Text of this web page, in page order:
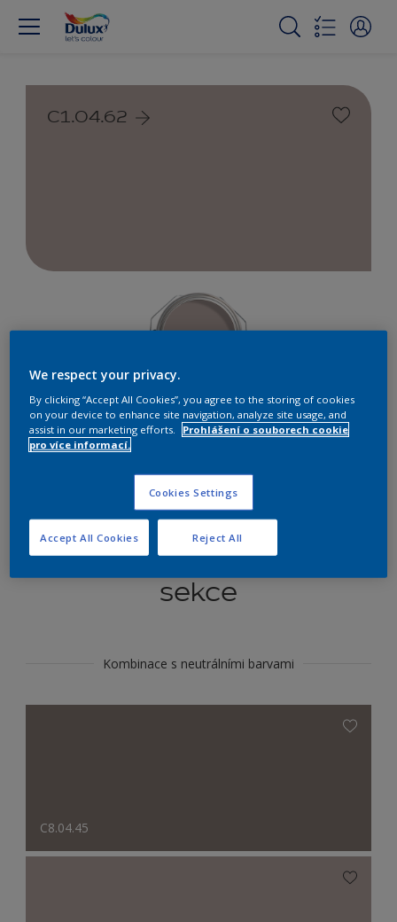
C1.04.62
Najít výrobek v tomto odstínu
Koordinovat barevné
sekce
Kombinace s neutrálními barvami
C8.04.45
We respect your privacy.
By clicking “Accept All Cookies”, you agree to the storing of cookies
on your device to enhance site navigation, analyze site usage, and
assist in our marketing efforts.
Prohlášení o souborech cookie
pro více informací.
Cookies Settings
Reject All
Accept All Cookies